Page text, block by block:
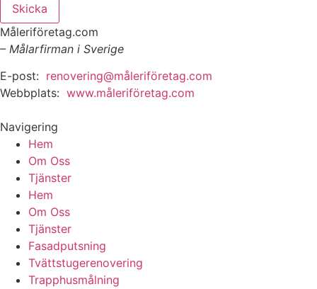
Skicka
Måleriföretag.com
– Målarfirman i Sverige
E-post: renovering@måleriföretag.com
Webbplats: www.måleriföretag.com
Navigering
Hem
Om Oss
Tjänster
Hem
Om Oss
Tjänster
Fasadputsning
Tvättstugerenovering
Trapphusmålning